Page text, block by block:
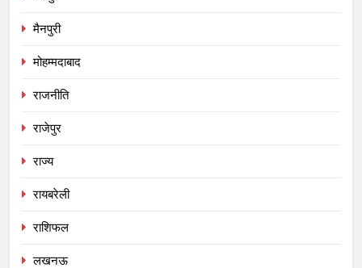
मैनपुरी
मोहम्मदाबाद
राजनीति
राजेपुर
राज्य
रायबरेली
राशिफल
लखनऊ